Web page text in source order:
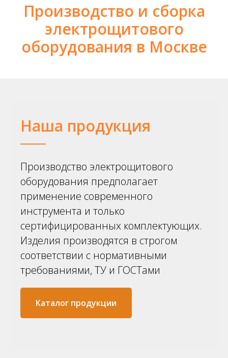
Производство и сборка
электрощитового
оборудования в Москве
Наша продукция
Производство электрощитового
оборудования предполагает
применение современного
инструмента и только
сертифицированных комплектующих.
Изделия производятся в строгом
соответствии с нормативными
требованиями, ТУ и ГОСТами
Каталог продукции